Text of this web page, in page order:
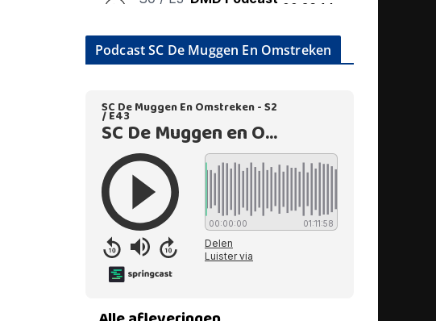
Podcast SC De Muggen En Omstreken